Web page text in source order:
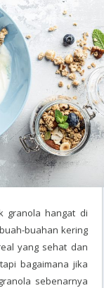
granola hangat di
buahan kering
yang sehat dan
bagaimana jika
sebenarnya